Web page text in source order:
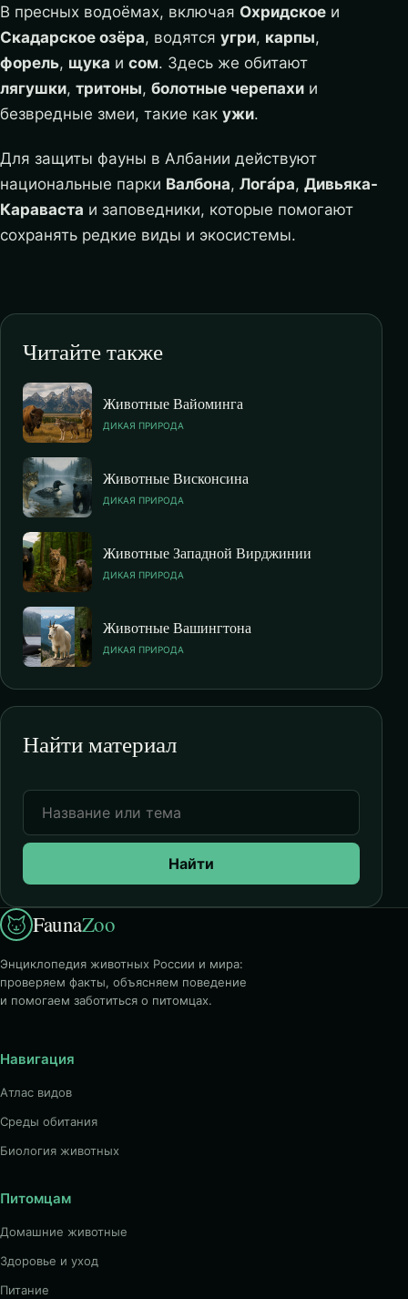
В пресных водоёмах, включая Охридское и
Скадарское озёра, водятся угри, карпы,
форель, щука и сом. Здесь же обитают
лягушки, тритоны, болотные черепахи и
безвредные змеи, такие как ужи.
Для защиты фауны в Албании действуют
национальные парки Валбона, Лога́ра, Дивьяка-
Караваста и заповедники, которые помогают
сохранять редкие виды и экосистемы.
Читайте также
Животные Вайоминга
ДИКАЯ ПРИРОДА
Животные Висконсина
ДИКАЯ ПРИРОДА
Животные Западной Вирджинии
ДИКАЯ ПРИРОДА
Животные Вашингтона
ДИКАЯ ПРИРОДА
Найти материал
Найти
FaunaZoo
Энциклопедия животных России и мира:
проверяем факты, объясняем поведение
и помогаем заботиться о питомцах.
Навигация
Атлас видов
Среды обитания
Биология животных
Питомцам
Домашние животные
Здоровье и уход
Питание